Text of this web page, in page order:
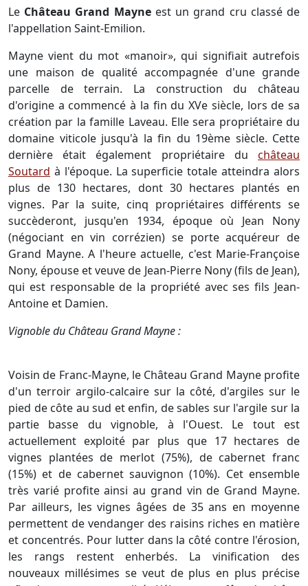
Le Château Grand Mayneest un grand cru classé de
l'appellation Saint-Emilion.
Mayne vient du mot «manoir», qui signifiait autrefois
une maison de qualité accompagnée d'une grande
parcelle de terrain. La construction du château
d'origine a commencé à la fin du XVe siècle, lors de sa
création par la famille Laveau. Elle sera propriétaire du
domaine viticole jusqu'à la fin du 19ème siècle. Cette
dernière était également propriétaire du château
Soutard à l'époque. La superficie totale atteindra alors
plus de 130 hectares, dont 30 hectares plantés en
vignes. Par la suite, cinq propriétaires différents se
succèderont, jusqu'en 1934, époque où Jean Nony
(négociant en vin corrézien) se porte acquéreur de
Grand Mayne. A l'heure actuelle, c'est Marie-Françoise
Nony, épouse et veuve de Jean-Pierre Nony (fils de Jean),
qui est responsable de la propriété avec ses fils Jean-
Antoine et Damien.
Vignoble du Château Grand Mayne :
Voisin de Franc-Mayne, le Château Grand Mayne profite
d'un terroir argilo-calcaire sur la côté, d'argiles sur le
pied de côte au sud et enfin, de sables sur l'argile sur la
partie basse du vignoble, à l'Ouest. Le tout est
actuellement exploité par plus que 17 hectares de
vignes plantées de merlot (75%), de cabernet franc
(15%) et de cabernet sauvignon (10%). Cet ensemble
très varié profite ainsi au grand vin de Grand Mayne.
Par ailleurs, les vignes âgées de 35 ans en moyenne
permettent de vendanger des raisins riches en matière
et concentrés. Pour lutter dans la côté contre l'érosion,
les rangs restent enherbés. La vinification des
nouveaux millésimes se veut de plus en plus précise